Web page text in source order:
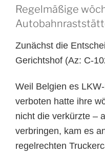
Regelmäßige
Zunächst die
Gerichtshof (Az: C-
Weil Belgien es
verboten hatte ihre
nicht die verkürzte –
verbringen, kam es
regelrechten